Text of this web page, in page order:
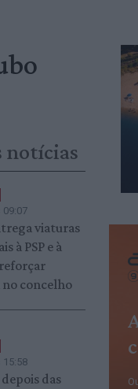
notícias
09:07
viaturas
à PSP e à
no concelho
15:58
depois das